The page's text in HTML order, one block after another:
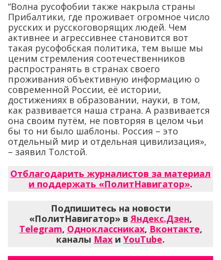
“Волна русофобии также накрыла страны
Прибалтики, где проживает огромное число
русских и русскоговорящих людей. Чем
активнее и агрессивнее становится вот
такая русофобская политика, тем выше мы
ценим стремления соотечественников
распространять в странах своего
проживания объективную информацию о
современной России, её истории,
достижениях в образовании, науки, в том,
как развивается наша страна. А развивается
она своим путём, не повторяя в целом чьи
бы то ни было шаблоны. Россия – это
отдельный мир и отдельная цивилизация»,
– заявил Толстой.
Отблагодарить журналистов за материал
и поддержать «ПолитНавигатор».
Подпишитесь на новости
«ПолитНавигатор» вЯндекс.Дзен,
Telegram, Одноклассниках, Вконтакте,
каналы Max и YouTube.